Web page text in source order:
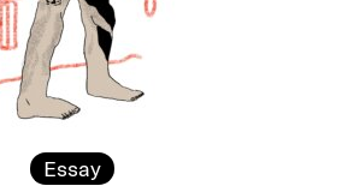
Essay